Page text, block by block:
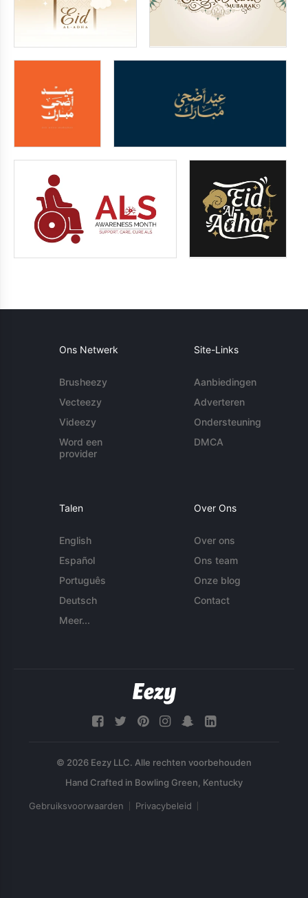
Ons Netwerk
Brusheezy
Vecteezy
Videezy
Word een
provider
Site-Links
Aanbiedingen
Adverteren
Ondersteuning
DMCA
Talen
English
Español
Português
Deutsch
Meer...
Over Ons
Over ons
Ons team
Onze blog
Contact
© 2026 Eezy LLC. Alle rechten voorbehouden
Gebruiksvoorwaarden Privacybeleid